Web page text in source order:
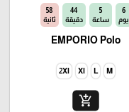
6
يوم
5
ساعة
44
دقيقة
56
ثانية
EMPORIO Polo
M
L
Xl
2Xl
add_shopping_cart